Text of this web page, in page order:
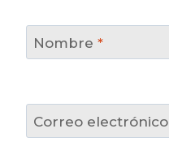
Nombre *
Correo electrónico